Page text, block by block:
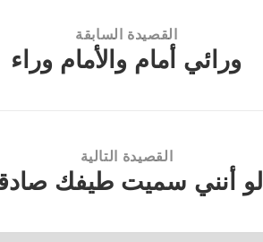
القصيدة السابقة
ورائي أمام والأمام وراء
القصيدة التالية
لو أنني سميت طيفك